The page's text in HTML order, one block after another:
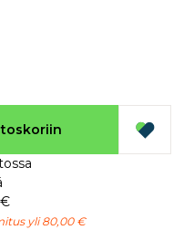
yli 80,00 €